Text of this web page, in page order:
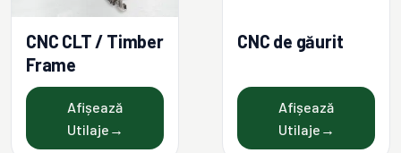
CNC CLT / Timber
Frame
Afișează
Utilaje →
CNC de găurit
Afișează
Utilaje →